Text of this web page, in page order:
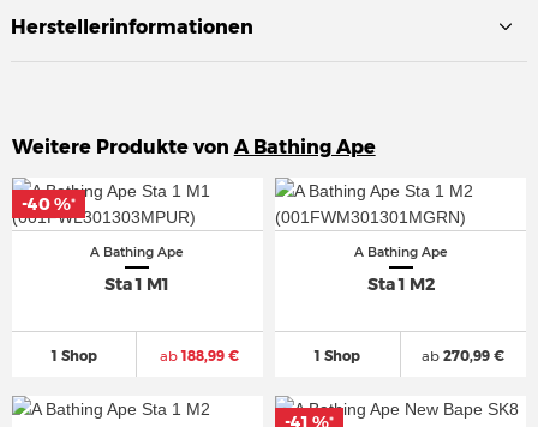
Herstellerinformationen
Weitere Produkte von A Bathing Ape
A Bathing Ape
Sta 1 M1
1 Shop ab188,99 €
-40 %*
-40 %*
A Bathing Ape
Sta 1 M2
1 Shop ab 270,99 €
-41 %*
-41 %*